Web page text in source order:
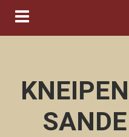
Navigation ein-/